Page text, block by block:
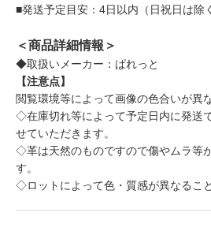
■発送予定目安：4日以内（日祝日は除
＜商品詳細情報＞
◆取扱いメーカー：ぱれっと
【注意点】
閲覧環境等によって画像の色合いが異
◇在庫切れ等によって予定日内に発送
せていただきます。
◇革は天然のものですので傷やムラ等
す。
◇ロットによって色・質感が異なるこ